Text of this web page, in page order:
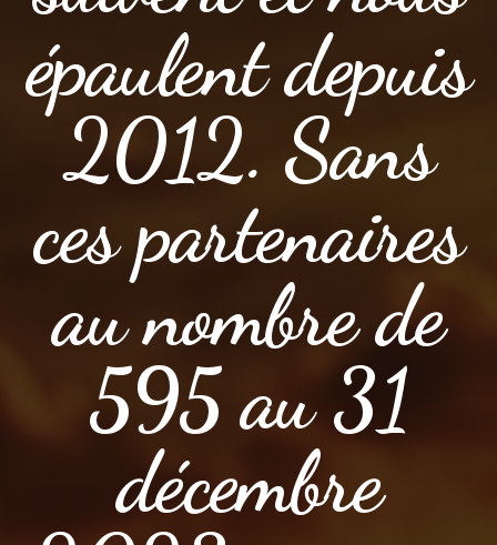
épaulent depuis
2012. Sans
ces partenaires
au nombre de
595 au 31
décembre